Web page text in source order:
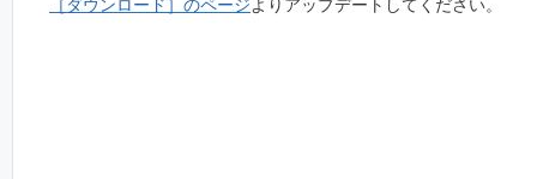
［ダウンロード］のページよりアップデートしてください。